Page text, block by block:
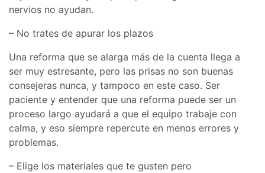
nervios no ayudan.
– No trates de apurar los plazos
Una reforma que se alarga más de la cuenta llega a
ser muy estresante, pero las prisas no son buenas
consejeras nunca, y tampoco en este caso. Ser
paciente y entender que una reforma puede ser un
proceso largo ayudará a que el equipo trabaje con
calma, y eso siempre repercute en menos errores y
problemas.
– Elige los materiales que te gusten pero